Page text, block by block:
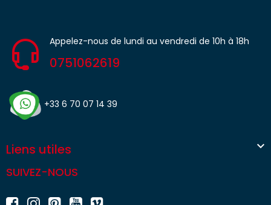
Appelez-nous de lundi au vendredi de 10h à 18h
0751062619
+33 6 70 07 14 39
Liens utiles 
SUIVEZ-NOUS